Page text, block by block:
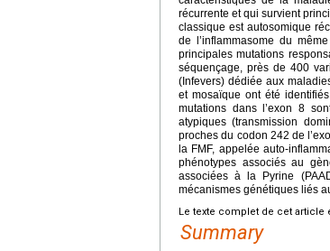
récurrente et qui survient
classique est autosomique
de l’inflammasome du
principales mutations
séquençage, près de 400
(Infevers) dédiée aux
et mosaïque ont été
mutations dans l’exon 8
atypiques (transmission
proches du codon 242 de
la FMF, appelée auto-
phénotypes associés au
associées à la Pyrine
mécanismes génétiques liés
Le texte complet de cet article
Summary